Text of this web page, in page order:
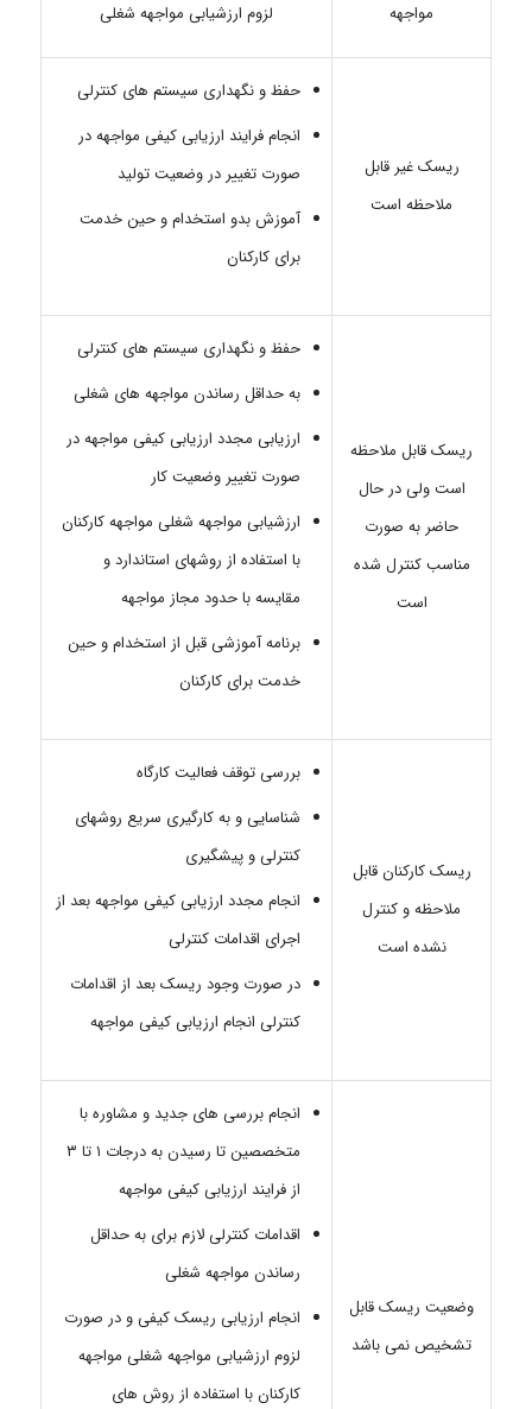
مواجهه
لزوم ارزشیابی مواجهه شغلی
ریسک غیر قابل
ملاحظه است
حفظ و نگهداری سیستم های کنترلی
انجام فرایند ارزیابی کیفی مواجهه در
صورت تغییر در وضعیت تولید
آموزش بدو استخدام و حین خدمت
برای کارکنان
ریسک قابل ملاحظه
است ولی در حال
حاضر به صورت
مناسب کنترل شده
است
حفظ و نگهداری سیستم های کنترلی
به حداقل رساندن مواجهه های شغلی
ارزیابی مجدد ارزیابی کیفی مواجهه در
صورت تغییر وضعیت کار
ارزشیابی مواجهه شغلی مواجهه کارکنان
با استفاده از روشهای استاندارد و
مقایسه با حدود مجاز مواجهه
برنامه آموزشی قبل از استخدام و حین
خدمت برای کارکنان
ریسک کارکنان قابل
ملاحظه و کنترل
نشده است
بررسی توقف فعالیت کارگاه
شناسایی و به کارگیری سریع روشهای
کنترلی و پیشگیری
انجام مجدد ارزیابی کیفی مواجهه بعد از
اجرای اقدامات کنترلی
در صورت وجود ریسک بعد از اقدامات
کنترلی انجام ارزیابی کیفی مواجهه
وضعیت ریسک قابل
تشخیص نمی باشد
انجام بررسی های جدید و مشاوره با
متخصصین تا رسیدن به درجات ۱ تا ۳
از فرایند ارزیابی کیفی مواجهه
اقدامات کنترلی لازم برای به حداقل
رساندن مواجهه شغلی
انجام ارزیابی ریسک کیفی و در صورت
لزوم ارزشیابی مواجهه شغلی مواجهه
کارکنان با استفاده از روش های